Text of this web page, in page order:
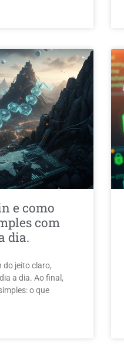
e como
com
dia.
do jeito claro,
a dia. Ao final,
o que